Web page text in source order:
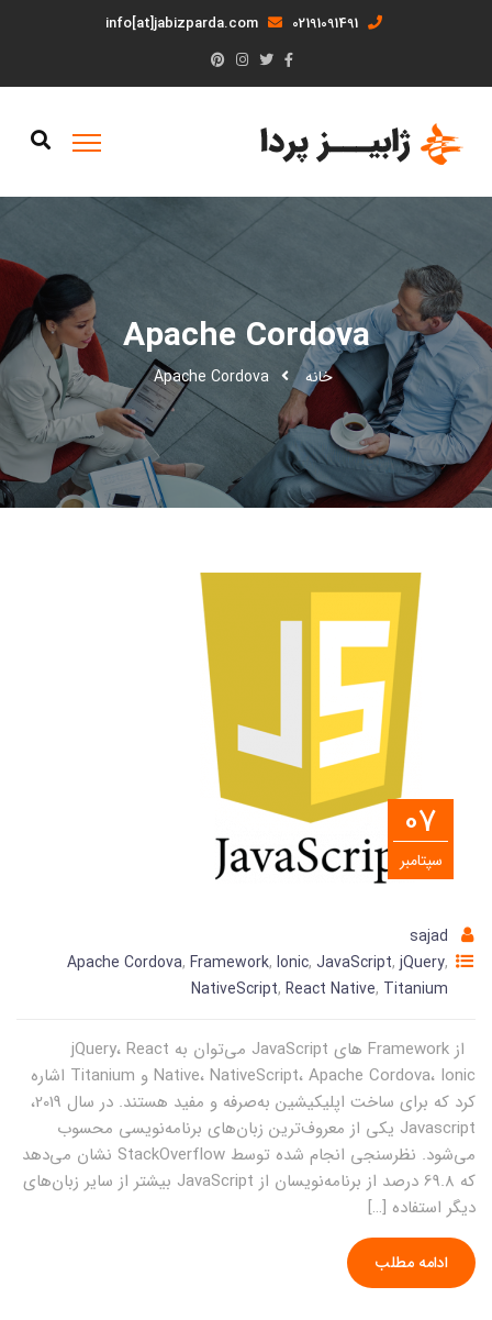
02191091491
info[at]jabizparda.com
Apache Cordova
خانه Apache Cordova
07
سپتامبر
sajad
Apache Cordova, Framework, Ionic, JavaScript, jQuery,
NativeScript, React Native, Titanium
از Framework های JavaScript می‌توان به jQuery، React
Native، NativeScript، Apache Cordova، Ionic و Titanium اشاره
کرد که برای ساخت اپلیکیشین به‌صرفه و مفید هستند. در سال 2019،
Javascript یکی از معروف‌ترین زبان‌های برنامه‌نویسی محسوب
می‌شود. نظرسنجی انجام شده توسط StackOverflow نشان می‌دهد
که 69.8 درصد از برنامه‌نویسان از JavaScript بیشتر از سایر زبان‌های
دیگر استفاده […]
ادامه مطلب